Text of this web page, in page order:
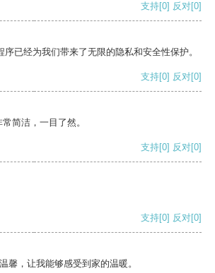
支持[0] 反对[0]
已经为我们带来了无限的隐私和安全性保护。
支持[0] 反对[0]
简洁，一目了然。
支持[0] 反对[0]
支持[0] 反对[0]
馨，让我能够感受到家的温暖。